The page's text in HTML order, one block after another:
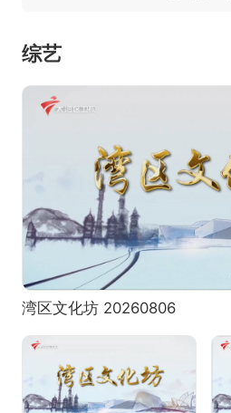
综艺
湾区文化坊 20260806